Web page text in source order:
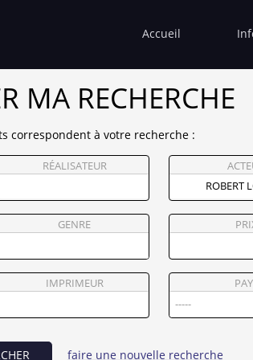
Accueil
MA RECHERCHE
correspondent à votre recherche :
RÉALISATEUR
GENRE
IMPRIMEUR
faire une nouvelle recherche